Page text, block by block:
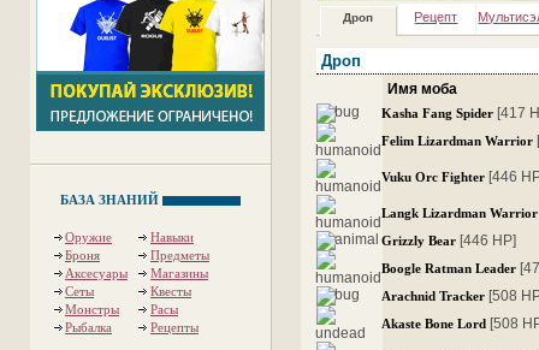
БАЗА ЗНАНИЙ
Оружие
Навыки
Броня
Предметы
Аксесуары
Магазины
Сеты
Квесты
Монстры
Расы
Рыбалка
Рецепты
Дроп Рецепт
Дроп
Имя моба
Kasha Fang Spider [417
Felim Lizardman Warrior
Vuku Orc Fighter [446
Langk Lizardman Warrior
Grizzly Bear [446 HP]
Boogle Ratman Leader
Arachnid Tracker [508
Akaste Bone Lord [508